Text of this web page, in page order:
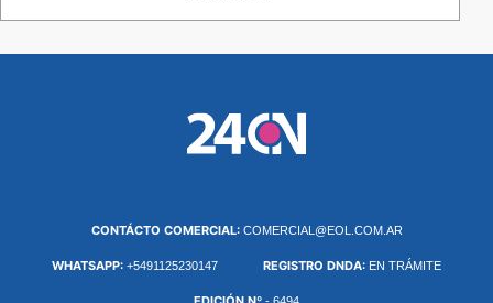
CONTÁCTO COMERCIAL: COMERCIAL@EOL.COM.AR
WHATSAPP: +5491125230147 REGISTRO DNDA: EN TRÁMITE